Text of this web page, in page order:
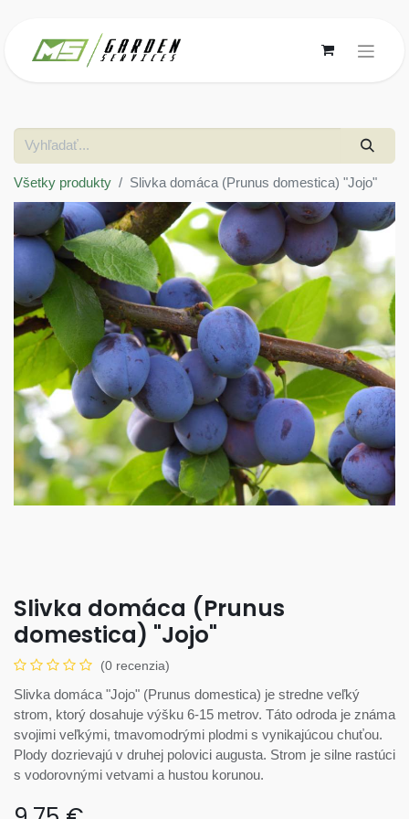
Všetky produkty Slivka domáca (Prunus domestica) "Jojo"
Slivka domáca (Prunus
domestica) "Jojo"
(0 recenzia)
Slivka domáca "Jojo" (Prunus domestica) je stredne veľký
strom, ktorý dosahuje výšku 6-15 metrov. Táto odroda je známa
svojimi veľkými, tmavomodrými plodmi s vynikajúcou chuťou.
Plody dozrievajú v druhej polovici augusta. Strom je silne rastúci
s vodorovnými vetvami a hustou korunou.